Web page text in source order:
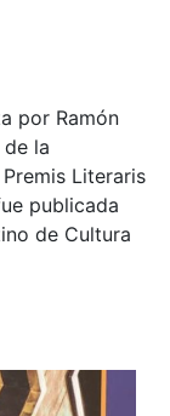
por Ramón
la
Premis Literaris
publicada
de Cultura